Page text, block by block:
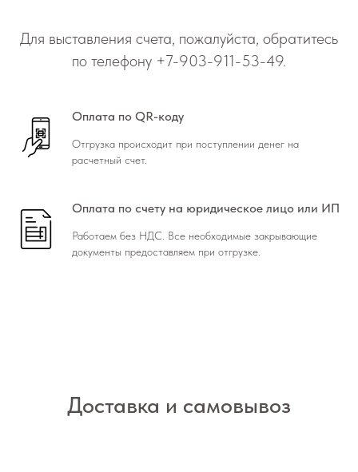
Для выставления счета, пожалуйста, обратитесь
по телефону +7-903-911-53-49.
Оплата по QR-коду
Отгрузка происходит при поступлении денег на
расчетный счет.
Оплата по счету на юридическое лицо или ИП
Работаем без НДС. Все необходимые закрывающие
документы предоставляем при отгрузке.
Доставка и самовывоз